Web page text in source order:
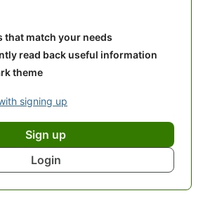
that match your needs
read back useful information
theme
signing up
Sign up
Login